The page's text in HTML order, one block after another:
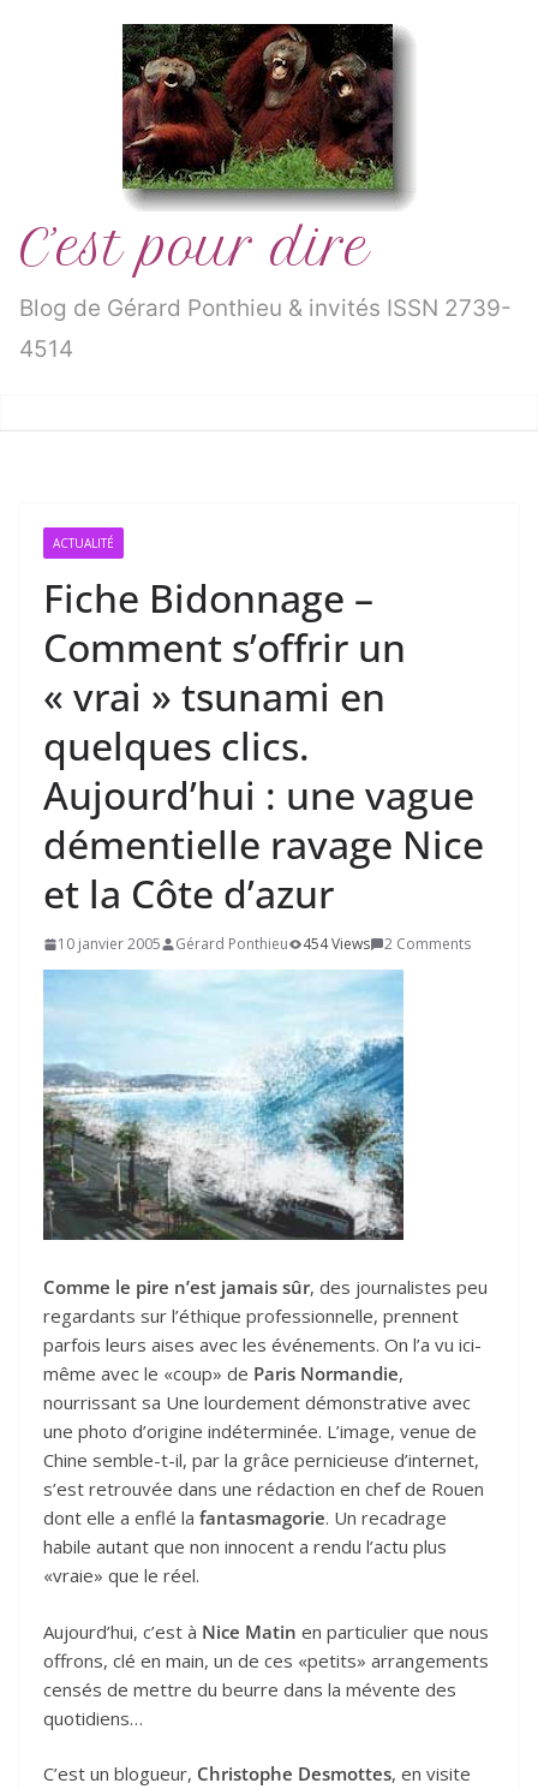
C’est pour dire
Blog de Gérard Ponthieu & invités ISSN 2739-
4514
ACTUALITÉ
Fiche Bidonnage –
Comment s’offrir un
« vrai » tsunami en
quelques clics.
Aujourd’hui : une vague
démentielle ravage Nice
et la Côte d’azur
10 janvier 2005 Gérard Ponthieu 454 Views 2 Comments
Comme le pire n’est jamais sûr, des journalistes peu
regardants sur l’éthique professionnelle, prennent
parfois leurs aises avec les événements. On l’a vu ici-
même avec le «coup» de Paris Normandie,
nourrissant sa Une lourdement démonstrative avec
une photo d’origine indéterminée. L’image, venue de
Chine semble-t-il, par la grâce pernicieuse d’internet,
s’est retrouvée dans une rédaction en chef de Rouen
dont elle a enflé la fantasmagorie. Un recadrage
habile autant que non innocent a rendu l’actu plus
«vraie» que le réel.
Aujourd’hui, c’est à Nice Matin en particulier que nous
offrons, clé en main, un de ces «petits» arrangements
censés de mettre du beurre dans la mévente des
quotidiens…
C’est un blogueur, Christophe Desmottes, en visite